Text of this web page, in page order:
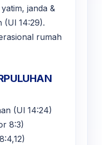
janda &
(Ul 14:29).
rumah
(Ul 14:24)
8:3)